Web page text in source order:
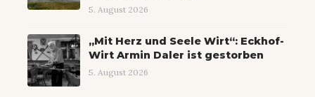
5. August 2026
„Mit Herz und Seele Wirt“: Eckhof-
Wirt Armin Daler ist gestorben
5. August 2026